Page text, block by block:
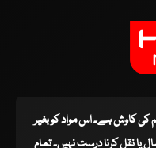
ٹیم کی کاوش ہے۔ اس مواد کو بغیر
نقل کرنا درست نہیں۔ تمام